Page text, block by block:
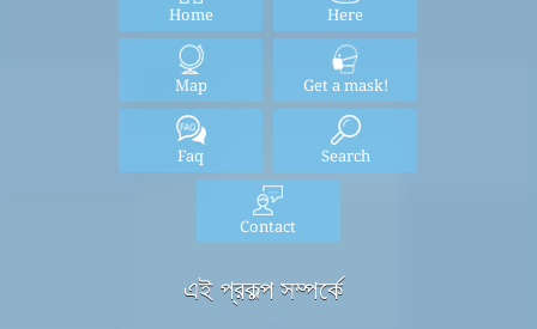
Home Here
Map Get a mask!
Faq Search
Contact
এই প্রকল্প সম্পর্কে